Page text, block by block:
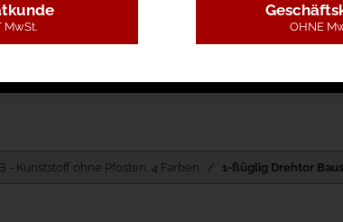
- Kunststoff ohne Pfosten, 4 Farben 1-flüglig Drehtor
MwSt. OHNE